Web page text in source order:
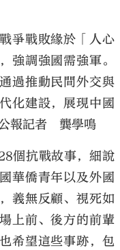
爭戰敗緣於「人心
強調強國需強軍。
過推動民間外交與
化建設，展現中國
報記者 龔學鳴
個抗戰故事，細說
華僑青年以及外國
義無反顧、視死如
上前、後方的前輩
希望這些事跡，包